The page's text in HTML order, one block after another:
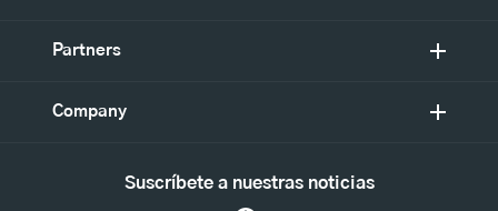
Partners
Company
Suscríbete a nuestras noticias